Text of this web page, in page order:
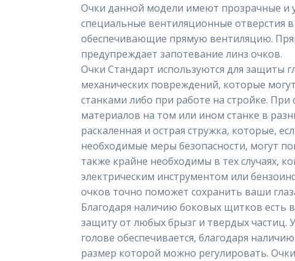
Очки данной модели имеют прозрачные и
специальные вентиляционные отверстия в
обеспечивающие прямую вентиляцию.
предупреждает запотевание линз очков.
Очки Стандарт используются для защиты
механических повреждений, которые
станками либо при работе на стройке. При
материалов на том или ином станке в
раскаленная и острая стружка, которые,
необходимые меры безопасности, могут
также крайне необходимы в тех случаях,
электрическим инструментом или
очков точно поможет сохранить ваши
Благодаря наличию боковых щитков есть
защиту от любых брызг и твердых частиц.
голове обеспечивается, благодаря
размер которой можно регулировать.